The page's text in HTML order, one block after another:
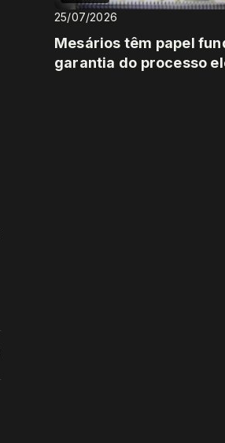
25/07/2026
Mesários têm papel
garantia do processo